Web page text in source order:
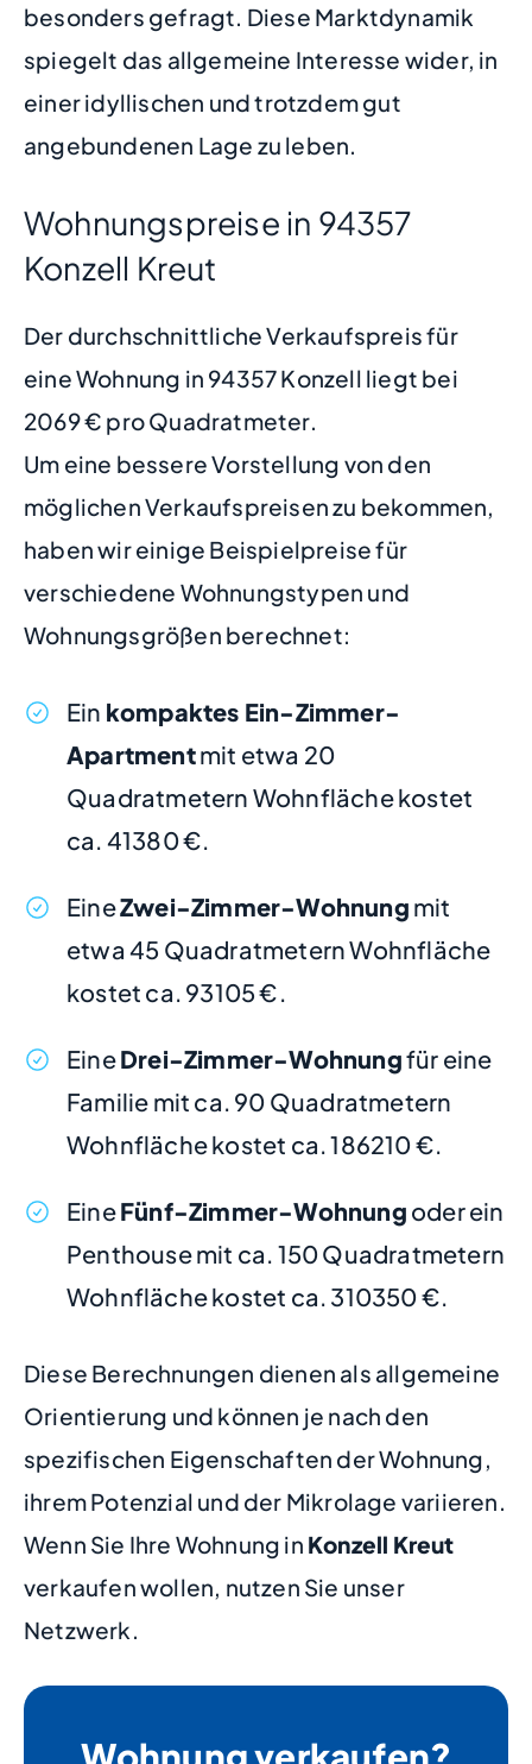
besonders gefragt. Diese Marktdynamik
spiegelt das allgemeine Interesse wider, in
einer idyllischen und trotzdem gut
angebundenen Lage zu leben.
Wohnungspreise in 94357
Konzell Kreut
Der durchschnittliche Verkaufspreis für
eine Wohnung in 94357 Konzell liegt bei
2069 € pro Quadratmeter.
Um eine bessere Vorstellung von den
möglichen Verkaufspreisen zu bekommen,
haben wir einige Beispielpreise für
verschiedene Wohnungstypen und
Wohnungsgrößen berechnet:
Ein kompaktes Ein-Zimmer-
Apartmentmit etwa 20
Quadratmetern Wohnfläche kostet
ca. 41380 €.
EineZwei-Zimmer-Wohnung mit
etwa 45 Quadratmetern Wohnfläche
kostet ca. 93105 €.
EineDrei-Zimmer-Wohnungfür eine
Familie mit ca. 90 Quadratmetern
Wohnfläche kostet ca. 186210 €.
EineFünf-Zimmer-Wohnung oder ein
Penthouse mit ca. 150 Quadratmetern
Wohnfläche kostet ca. 310350 €.
Diese Berechnungen dienen als allgemeine
Orientierung und können je nach den
spezifischen Eigenschaften der Wohnung,
ihrem Potenzial und der Mikrolage variieren.
Wenn Sie Ihre Wohnung in Konzell Kreut
verkaufen wollen, nutzen Sie unser
Netzwerk.